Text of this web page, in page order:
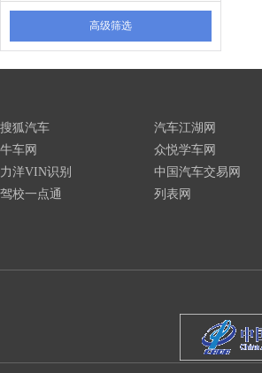
高级筛选
搜狐汽车
牛车网
力洋VIN识别
驾校一点通
汽车江湖网
众悦学车网
中国汽车交易网
列表网